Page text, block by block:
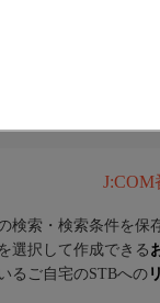
検索・検索条件を保
選択して作成できる
るご自宅のSTBへの